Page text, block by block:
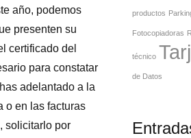
año, podemos
presenten su
certificado del
para constatar
adelantado a la
o en las facturas
solicitarlo por
productos
Fotocopiadoras
técnico
de Datos